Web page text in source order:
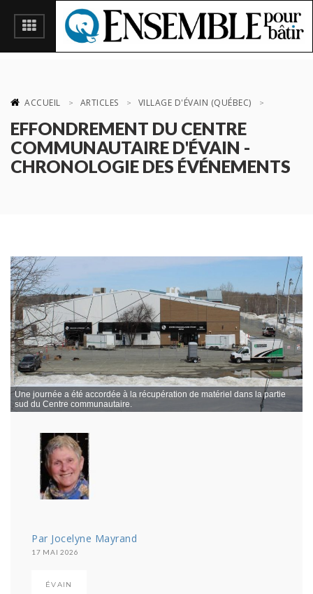
ACCUEIL ARTICLES VILLAGE D'ÉVAIN (QUÉBEC)
EFFONDREMENT DU CENTRE
COMMUNAUTAIRE D'ÉVAIN -
CHRONOLOGIE DES ÉVÉNEMENTS
Une journée a été accordée à la récupération de matériel dans la partie
sud du Centre communautaire.
Par Jocelyne Mayrand
17 MAI 2026
ÉVAIN